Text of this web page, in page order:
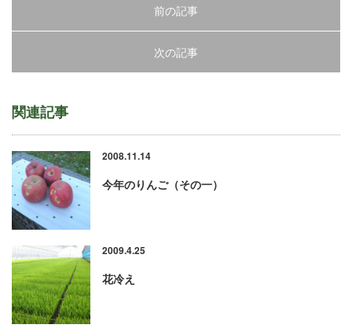
前の記事
次の記事
関連記事
2008.11.14
今年のりんご（その一）
2009.4.25
花冷え